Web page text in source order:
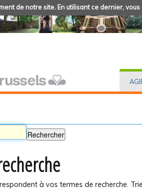
de notre site. En utilisant ce dernier,
à vos termes de recherche.